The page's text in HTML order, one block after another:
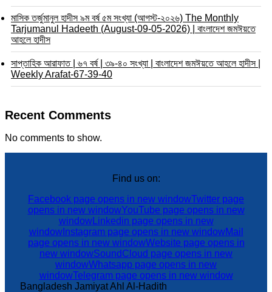
মাসিক তর্জুমানুল হাদীস ৯ম বর্ষ ৫ম সংখ্যা (আগস্ট-২০২৬) The Monthly
Tarjumanul Hadeeth (August-09-05-2026) | বাংলাদেশ জমঈয়তে
আহলে হাদীস
সাপ্তাহিক আরাফাত | ৬৭ বর্ষ | ৩৯-৪০ সংখ্যা | বাংলাদেশ জমঈয়তে আহলে হাদীস |
Weekly Arafat-67-39-40
Recent Comments
No comments to show.
Find us on:
Facebook page opens in new windowTwitter page
opens in new windowYouTube page opens in new
windowLinkedin page opens in new
windowInstagram page opens in new windowMail
page opens in new windowWebsite page opens in
new windowSoundCloud page opens in new
windowWhatsapp page opens in new
windowTelegram page opens in new window
Bangladesh Jamiyat Ahl Al-Hadith